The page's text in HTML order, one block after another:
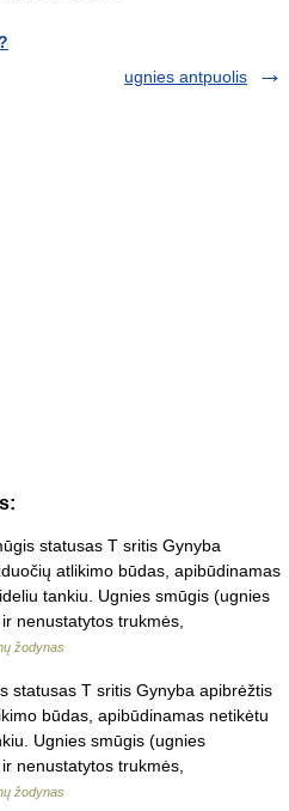
ugnies antpuolis
statusas T sritis Gynyba
atlikimo būdas, apibūdinamas
tankiu. Ugnies smūgis (ugnies
nenustatytos trukmės,
žodynas
statusas T sritis Gynyba apibrėžtis
būdas, apibūdinamas netikėtu
Ugnies smūgis (ugnies
nenustatytos trukmės,
žodynas